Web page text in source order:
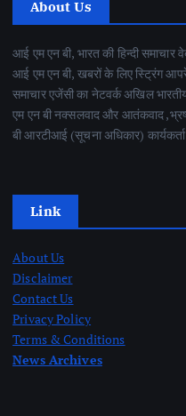
About Us
आई एम एन बी, भारत की हिन्दी
आई एम एन बी, खबरों के लिए स्ट्रिंग
समाचार एजेंसी का नेटवर्क अखिल
एम एन बी नक्सलवाद और आतंकवाद
बी आरटीआई (सूचना अधिकार)
Link
About Us
Disclaimer
Contact Us
Privacy Policy
Terms & Conditions
News Archives